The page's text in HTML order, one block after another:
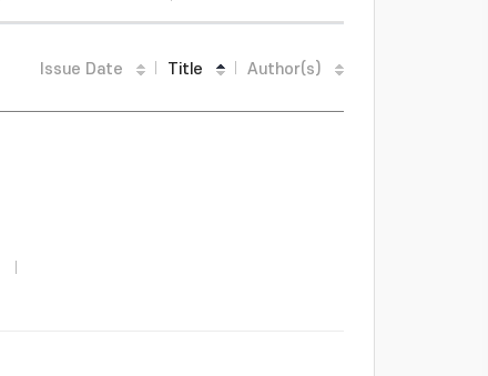
Issue Date Title Author(s)